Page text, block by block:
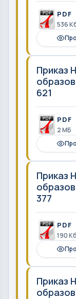
PDF
536
Приказ
621
PDF
2 MБ
Приказ
377
PDF
190 Кб
Приказ